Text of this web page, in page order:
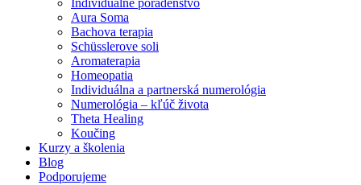
Individuálne poradenstvo
Aura Soma
Bachova terapia
Schüsslerove soli
Aromaterapia
Homeopatia
Individuálna a partnerská numerológia
Numerológia – kľúč života
Theta Healing
Koučing
Kurzy a školenia
Blog
Podporujeme